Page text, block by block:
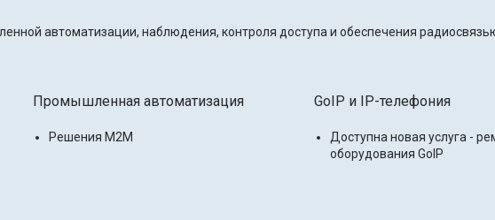
автоматизации, наблюдения, контроля доступа и обеспечения
Промышленная автоматизация
Решения M2M
GoIP и IP-телефония
Доступна новая услуга -
оборудования GoIP